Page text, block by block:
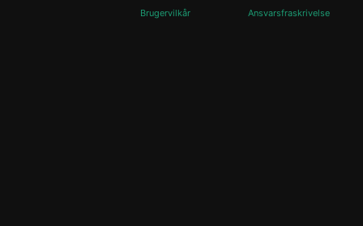
Brugervilkår
Ansvarsfraskrivelse